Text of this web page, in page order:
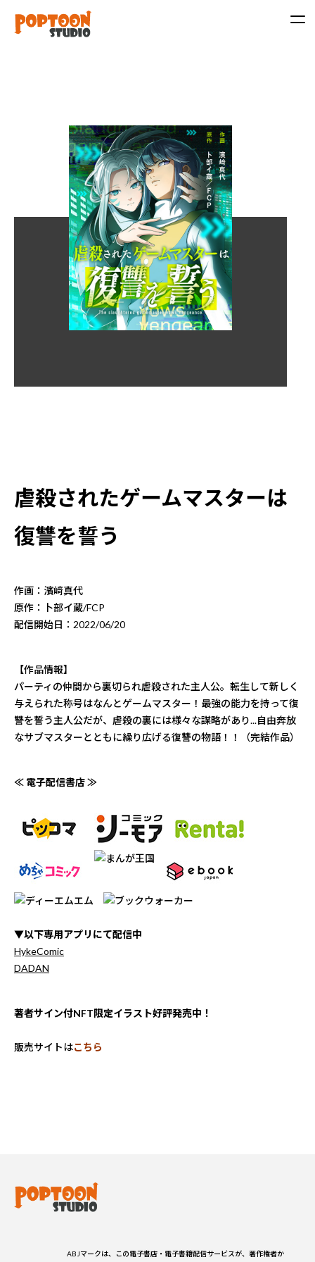
虐殺されたゲームマスターは
復讐を誓う
作画：濱﨑真代
原作：卜部イ蔵/FCP
配信開始日：2022/06/20
【作品情報】
パーティの仲間から裏切られ虐殺された主人公。転生して新しく
与えられた称号はなんとゲームマスター！最強の能力を持って復
讐を誓う主人公だが、虐殺の裏には様々な謀略があり...自由奔放
なサブマスターとともに繰り広げる復讐の物語！！（完結作品）
≪ 電子配信書店 ≫
▼以下専用アプリにて配信中
HykeComic
DADAN
著者サイン付NFT限定イラスト好評発売中！
販売サイトはこちら
ABJマークは、この電子書店・電子書籍配信サービスが、著作権者か